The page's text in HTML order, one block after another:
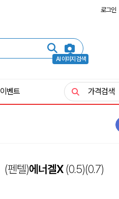
로그인
AI 이미지 검색
이벤트 가격검색
(펜텔)에너겔X(0.5)(0.7)